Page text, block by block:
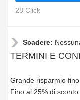
28 Click
Scadere:
TERMINI E
Grande risparmio
Fino al 25% di